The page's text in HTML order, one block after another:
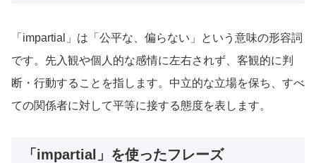
「impartial」は「公平な、偏らない」という意味の形容詞
です。先入観や個人的な感情に左右されず、客観的に判
断・行動することを指します。中立的な立場を保ち、すべ
ての関係者に対して平等に接する態度を表します。
「impartial」を使ったフレーズ